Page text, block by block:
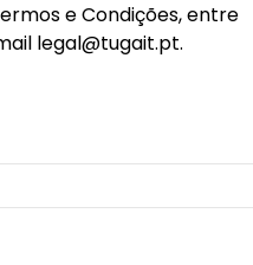
e Condições, entre
legal@tugait.pt.